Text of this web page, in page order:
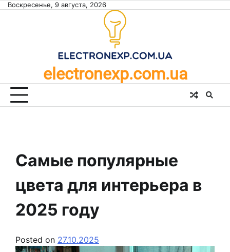
SkipВоскресенье, 9 августа, 2026
electronexp.com.ua
Самые популярные
цвета для интерьера в
2025 году
Posted on 27.10.2025